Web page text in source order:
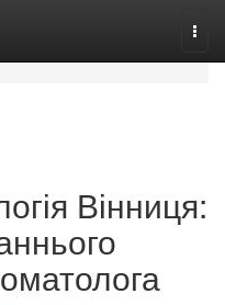
Вінниця: